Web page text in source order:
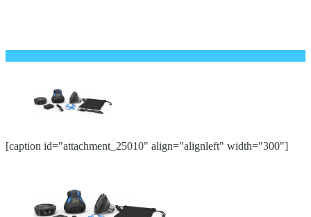
[caption id="attachment_25010" align="alignleft" width="300"]